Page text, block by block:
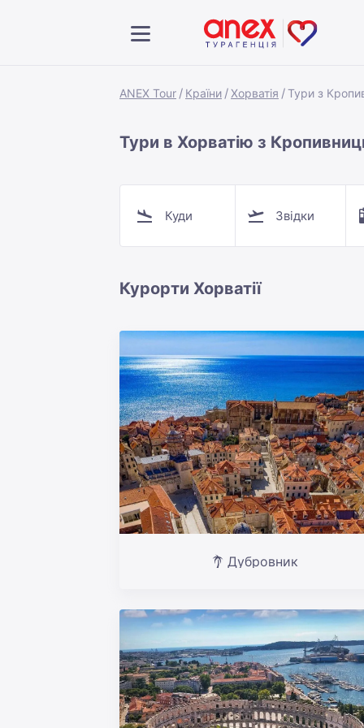
ANEX Tour Країни Хорватія Тури з
Тури в Хорватію з
Куди Звідки
Курорти Хорватії
Дубровник